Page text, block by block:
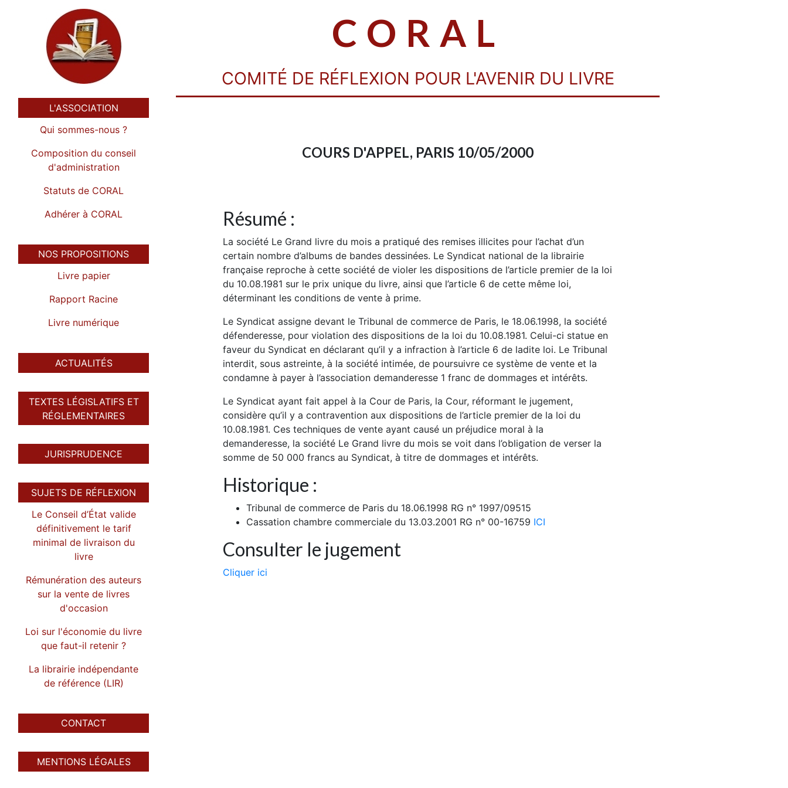
L'ASSOCIATION
Qui sommes-nous ?
Composition du conseil
d'administration
Statuts de CORAL
Adhérer à CORAL
NOS PROPOSITIONS
Livre papier
Rapport Racine
Livre numérique
ACTUALITÉS
TEXTES LÉGISLATIFS ET
RÉGLEMENTAIRES
JURISPRUDENCE
SUJETS DE RÉFLEXION
Le Conseil d’État valide
définitivement le tarif
minimal de livraison du
livre
Rémunération des auteurs
sur la vente de livres
d'occasion
Loi sur l'économie du livre
que faut-il retenir ?
La librairie indépendante
de référence (LIR)
CONTACT
MENTIONS LÉGALES
CORAL
COMITÉ DE RÉFLEXION POUR L'AVENIR DU LIVRE
COURS D'APPEL, PARIS 10/05/2000
Résumé :
La société Le Grand livre du mois a pratiqué des remises illicites pour l’achat d’un
certain nombre d’albums de bandes dessinées. Le Syndicat national de la librairie
française reproche à cette société de violer les dispositions de l’article premier de la loi
du 10.08.1981 sur le prix unique du livre, ainsi que l’article 6 de cette même loi,
déterminant les conditions de vente à prime.
Le Syndicat assigne devant le Tribunal de commerce de Paris, le 18.06.1998, la société
défenderesse, pour violation des dispositions de la loi du 10.08.1981. Celui-ci statue en
faveur du Syndicat en déclarant qu’il y a infraction à l’article 6 de ladite loi. Le Tribunal
interdit, sous astreinte, à la société intimée, de poursuivre ce système de vente et la
condamne à payer à l’association demanderesse 1 franc de dommages et intérêts.
Le Syndicat ayant fait appel à la Cour de Paris, la Cour, réformant le jugement,
considère qu’il y a contravention aux dispositions de l’article premier de la loi du
10.08.1981. Ces techniques de vente ayant causé un préjudice moral à la
demanderesse, la société Le Grand livre du mois se voit dans l’obligation de verser la
somme de 50 000 francs au Syndicat, à titre de dommages et intérêts.
Historique :
Tribunal de commerce de Paris du 18.06.1998 RG n° 1997/09515
Cassation chambre commerciale du 13.03.2001 RG n° 00-16759 ICI
Consulter le jugement
Cliquer ici